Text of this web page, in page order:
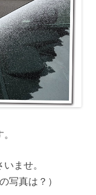
ませ。
写真は？）